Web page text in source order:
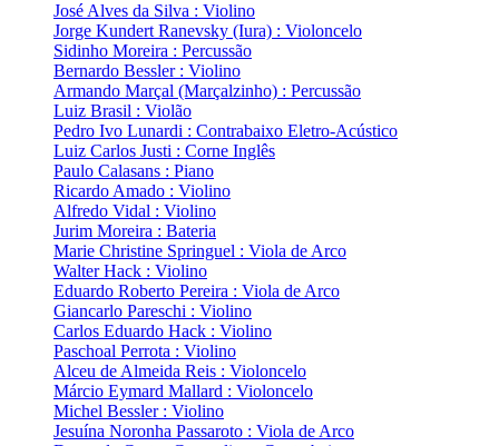
José Alves da Silva : Violino
Jorge Kundert Ranevsky (Iura) : Violoncelo
Sidinho Moreira : Percussão
Bernardo Bessler : Violino
Armando Marçal (Marçalzinho) : Percussão
Luiz Brasil : Violão
Pedro Ivo Lunardi : Contrabaixo Eletro-Acústico
Luiz Carlos Justi : Corne Inglês
Paulo Calasans : Piano
Ricardo Amado : Violino
Alfredo Vidal : Violino
Jurim Moreira : Bateria
Marie Christine Springuel : Viola de Arco
Walter Hack : Violino
Eduardo Roberto Pereira : Viola de Arco
Giancarlo Pareschi : Violino
Carlos Eduardo Hack : Violino
Paschoal Perrota : Violino
Alceu de Almeida Reis : Violoncelo
Márcio Eymard Mallard : Violoncelo
Michel Bessler : Violino
Jesuína Noronha Passaroto : Viola de Arco